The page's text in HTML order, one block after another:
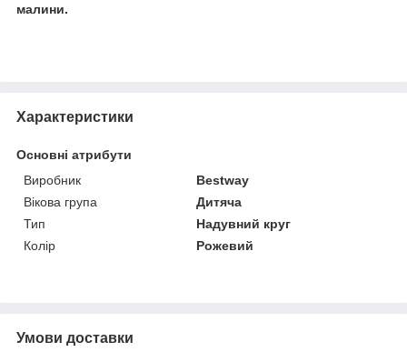
малини.
Характеристики
Основні атрибути
Виробник
Bestway
Вікова група
Дитяча
Тип
Надувний круг
Колір
Рожевий
Умови доставки